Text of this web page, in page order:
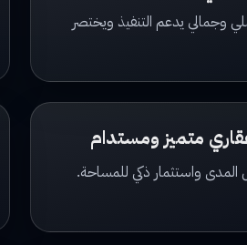
وجمالي يدعم التنفيذ ويختصر
متميز ومستدام
المدى واستثمار ذكي للمساحة.